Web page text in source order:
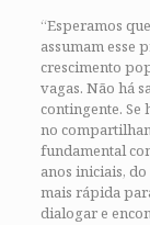
“Esperamos
assumam esse
crescimento
vagas. Não há
contingente.
no
fundamental
anos iniciais, do
mais rápida
dialogar e